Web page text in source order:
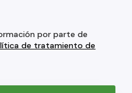
por parte de
de tratamiento de